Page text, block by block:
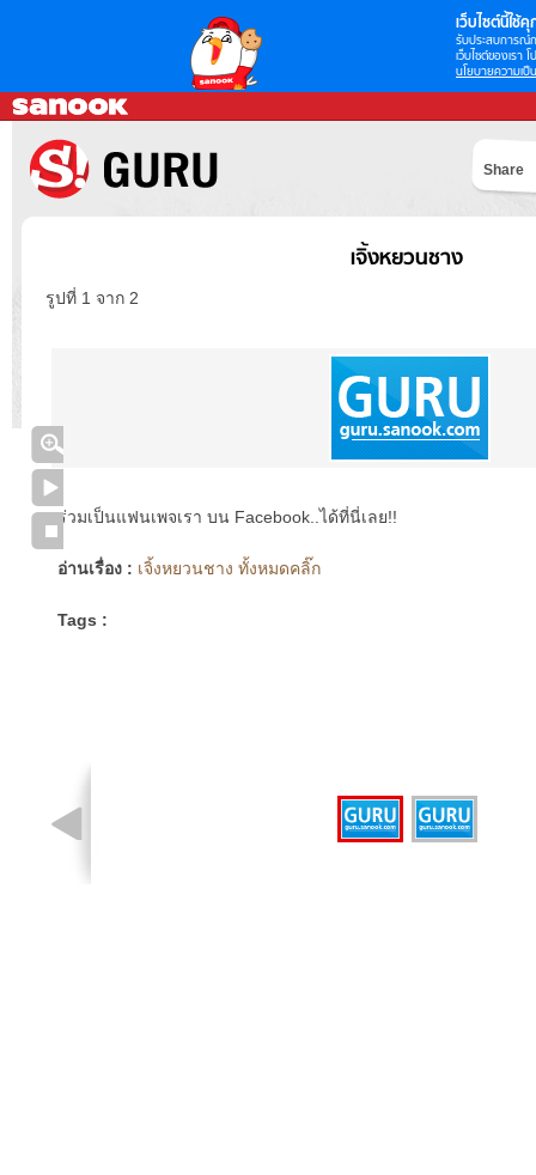
เว็บไซต์นี้ใช้คุ
รับประสบการณ์
เว็บไซต์ของเรา
นโยบายความเป็
Share
เจิ้งหยวนชาง
รูปที่ 1 จาก 2
ร่วมเป็นแฟนเพจเรา บน Facebook..ได้ที่นี่เลย!!
อ่านเรื่อง : เจิ้งหยวนชาง ทั้งหมดคลิ๊ก
Tags :